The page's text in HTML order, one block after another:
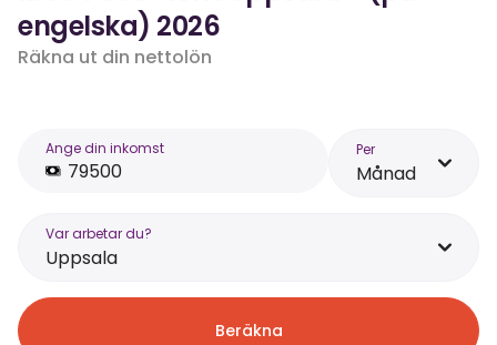
engelska) 2026
Räkna ut din nettolön
Ange din inkomst Per
Månad
Var arbetar du?
Uppsala
Beräkna